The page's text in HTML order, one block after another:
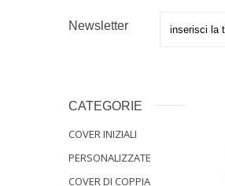
Newsletter
CATEGORIE
COVER INIZIALI
PERSONALIZZATE
COVER DI COPPIA